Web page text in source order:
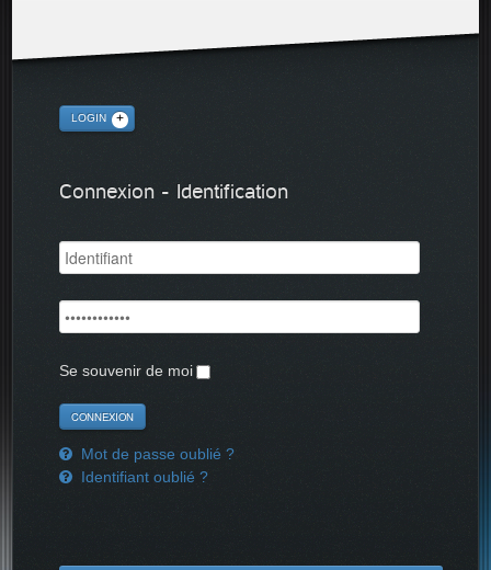
LOGIN
Connexion - Identification
Se souvenir de moi
Mot de passe oublié ?
Identifiant oublié ?